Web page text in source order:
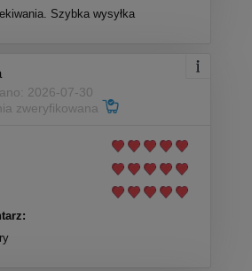
Szybka wysyłka
2026-07-30
zweryfikowana